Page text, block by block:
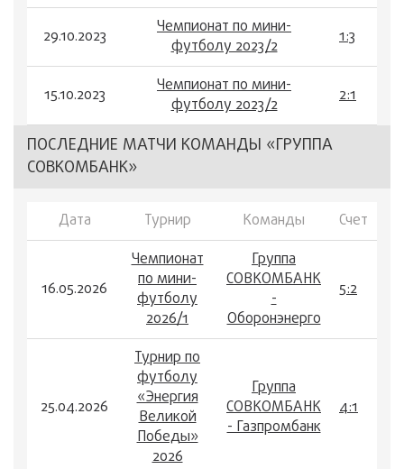
29.10.2023
Чемпионат по мини-
футболу 2023/2
1:3
15.10.2023
Чемпионат по мини-
футболу 2023/2
2:1
ПОСЛЕДНИЕ МАТЧИ КОМАНДЫ «ГРУППА
СОВКОМБАНК»
Дата Турнир Команды Счет
16.05.2026
Чемпионат
по мини-
футболу
2026/1
Группа
СОВКОМБАНК
-
Оборонэнерго
5:2
25.04.2026
Турнир по
футболу
«Энергия
Великой
Победы»
2026
Группа
СОВКОМБАНК
- Газпромбанк
4:1